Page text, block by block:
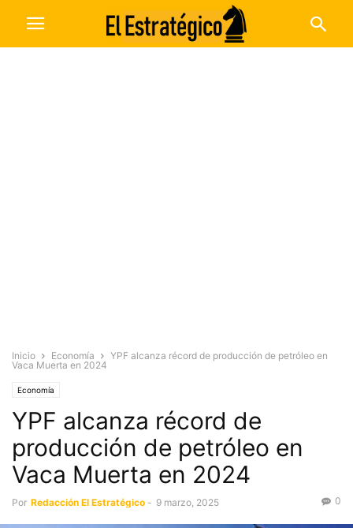
Inicio Economía
YPF alcanza récord de producción de petróleo en
Vaca Muerta en 2024
Economía
YPF alcanza récord de
producción de petróleo en
Vaca Muerta en 2024
Por Redacción El Estratégico - 9 marzo, 2025 0